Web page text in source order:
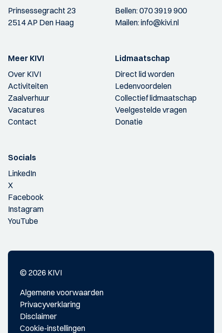
Prinsessegracht 23
2514 AP Den Haag
Bellen:070 3919 900
Mailen:info@kivi.nl
Meer KIVI
Over KIVI
Activiteiten
Zaalverhuur
Vacatures
Contact
Lidmaatschap
Direct lid worden
Ledenvoordelen
Collectief lidmaatschap
Veelgestelde vragen
Donatie
Socials
LinkedIn
X
Facebook
Instagram
YouTube
© 2026 KIVI
Algemene voorwaarden
Privacyverklaring
Disclaimer
Cookie-instellingen